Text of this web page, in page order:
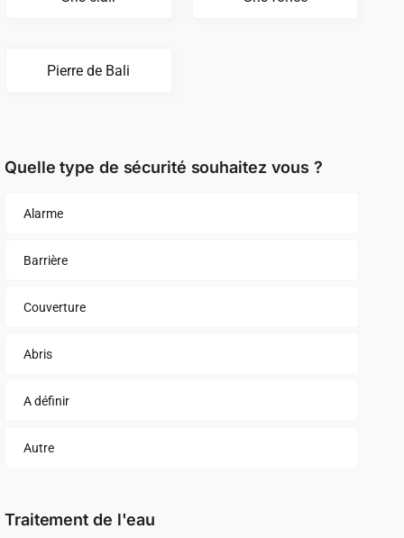
Pierre de Bali
Quelle type de sécurité souhaitez vous ?
Alarme
Barrière
Couverture
Abris
A définir
Autre
Traitement de l'eau